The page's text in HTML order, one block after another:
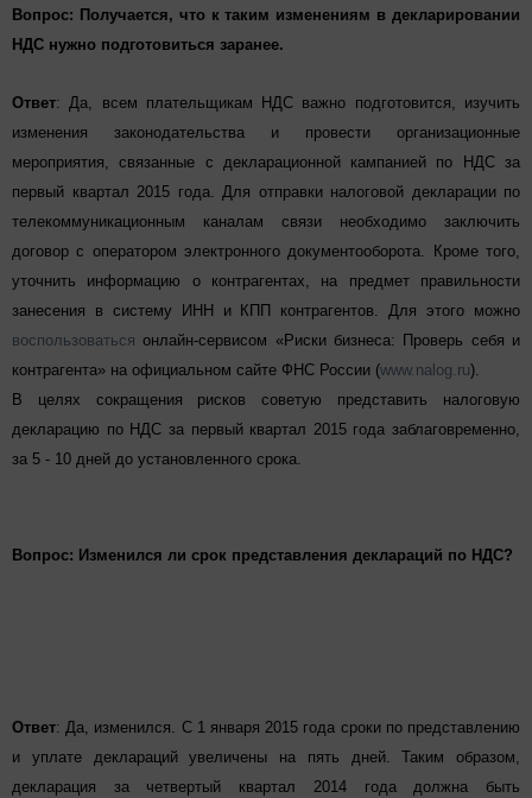
Вопрос: Получается, что к таким изменениям в декларировании
НДС нужно подготовиться заранее.
Ответ: Да, всем плательщикам НДС важно подготовится, изучить
изменения законодательства и провести организационные
мероприятия, связанные с декларационной кампанией по НДС за
первый квартал 2015 года. Для отправки налоговой декларации по
телекоммуникационным каналам связи необходимо заключить
договор с оператором электронного документооборота. Кроме того,
уточнить информацию о контрагентах, на предмет правильности
занесения в систему ИНН и КПП контрагентов. Для этого можно
воспользоваться онлайн-сервисом «Риски бизнеса: Проверь себя и
контрагента» на официальном сайте ФНС России (www.nalog.ru).
В целях сокращения рисков советую представить налоговую
декларацию по НДС за первый квартал 2015 года заблаговременно,
за 5 - 10 дней до установленного срока.
Вопрос: Изменился ли срок представления деклараций по НДС?
Ответ: Да, изменился. С 1 января 2015 года сроки по представлению
и уплате деклараций увеличены на пять дней. Таким образом,
декларация за четвертый квартал 2014 года должна быть